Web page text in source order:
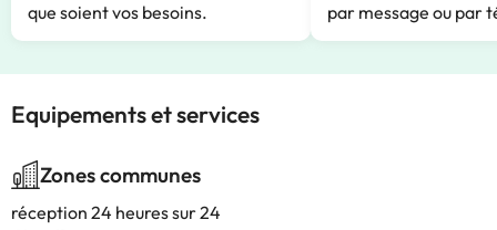
que soient vos besoins.
par message ou par
Equipements et services
Zones communes
réception 24 heures sur 24